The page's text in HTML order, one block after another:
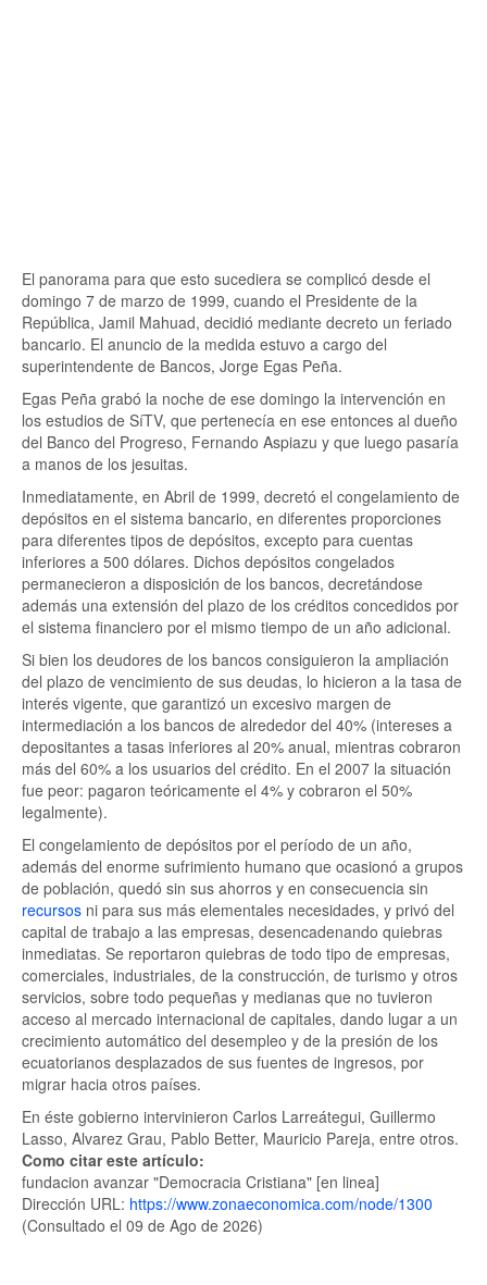
El panorama para que esto sucediera se complicó desde el
domingo 7 de marzo de 1999, cuando el Presidente de la
República, Jamil Mahuad, decidió mediante decreto un feriado
bancario. El anuncio de la medida estuvo a cargo del
superintendente de Bancos, Jorge Egas Peña.
Egas Peña grabó la noche de ese domingo la intervención en
los estudios de SíTV, que pertenecía en ese entonces al dueño
del Banco del Progreso, Fernando Aspiazu y que luego pasaría
a manos de los jesuitas.
Inmediatamente, en Abril de 1999, decretó el congelamiento de
depósitos en el sistema bancario, en diferentes proporciones
para diferentes tipos de depósitos, excepto para cuentas
inferiores a 500 dólares. Dichos depósitos congelados
permanecieron a disposición de los bancos, decretándose
además una extensión del plazo de los créditos concedidos por
el sistema financiero por el mismo tiempo de un año adicional.
Si bien los deudores de los bancos consiguieron la ampliación
del plazo de vencimiento de sus deudas, lo hicieron a la tasa de
interés vigente, que garantizó un excesivo margen de
intermediación a los bancos de alrededor del 40% (intereses a
depositantes a tasas inferiores al 20% anual, mientras cobraron
más del 60% a los usuarios del crédito. En el 2007 la situación
fue peor: pagaron teóricamente el 4% y cobraron el 50%
legalmente).
El congelamiento de depósitos por el período de un año,
además del enorme sufrimiento humano que ocasionó a grupos
de población, quedó sin sus ahorros y en consecuencia sin
recursos ni para sus más elementales necesidades, y privó del
capital de trabajo a las empresas, desencadenando quiebras
inmediatas. Se reportaron quiebras de todo tipo de empresas,
comerciales, industriales, de la construcción, de turismo y otros
servicios, sobre todo pequeñas y medianas que no tuvieron
acceso al mercado internacional de capitales, dando lugar a un
crecimiento automático del desempleo y de la presión de los
ecuatorianos desplazados de sus fuentes de ingresos, por
migrar hacia otros países.
En éste gobierno intervinieron Carlos Larreátegui, Guillermo
Lasso, Alvarez Grau, Pablo Better, Mauricio Pareja, entre otros.
Como citar este artículo:
fundacion avanzar "Democracia Cristiana" [en linea]
Dirección URL: https://www.zonaeconomica.com/node/1300
(Consultado el 09 de Ago de 2026)